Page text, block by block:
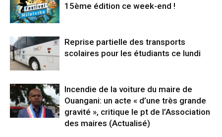
15ème édition ce week-end !
Reprise partielle des transports
scolaires pour les étudiants ce lundi
Incendie de la voiture du maire de
Ouangani: un acte « d’une très grande
gravité », critique le pt de l’Association
des maires (Actualisé)